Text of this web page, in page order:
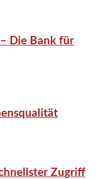
Die Bank für
Zugriff